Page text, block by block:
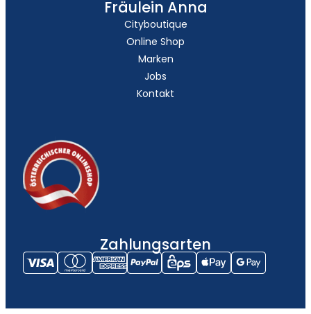
Fräulein Anna
Cityboutique
Online Shop
Marken
Jobs
Kontakt
Zahlungsarten